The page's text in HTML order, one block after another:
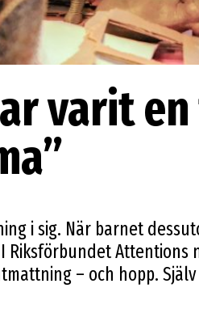
varit
i sig. När barnet
– och hopp.